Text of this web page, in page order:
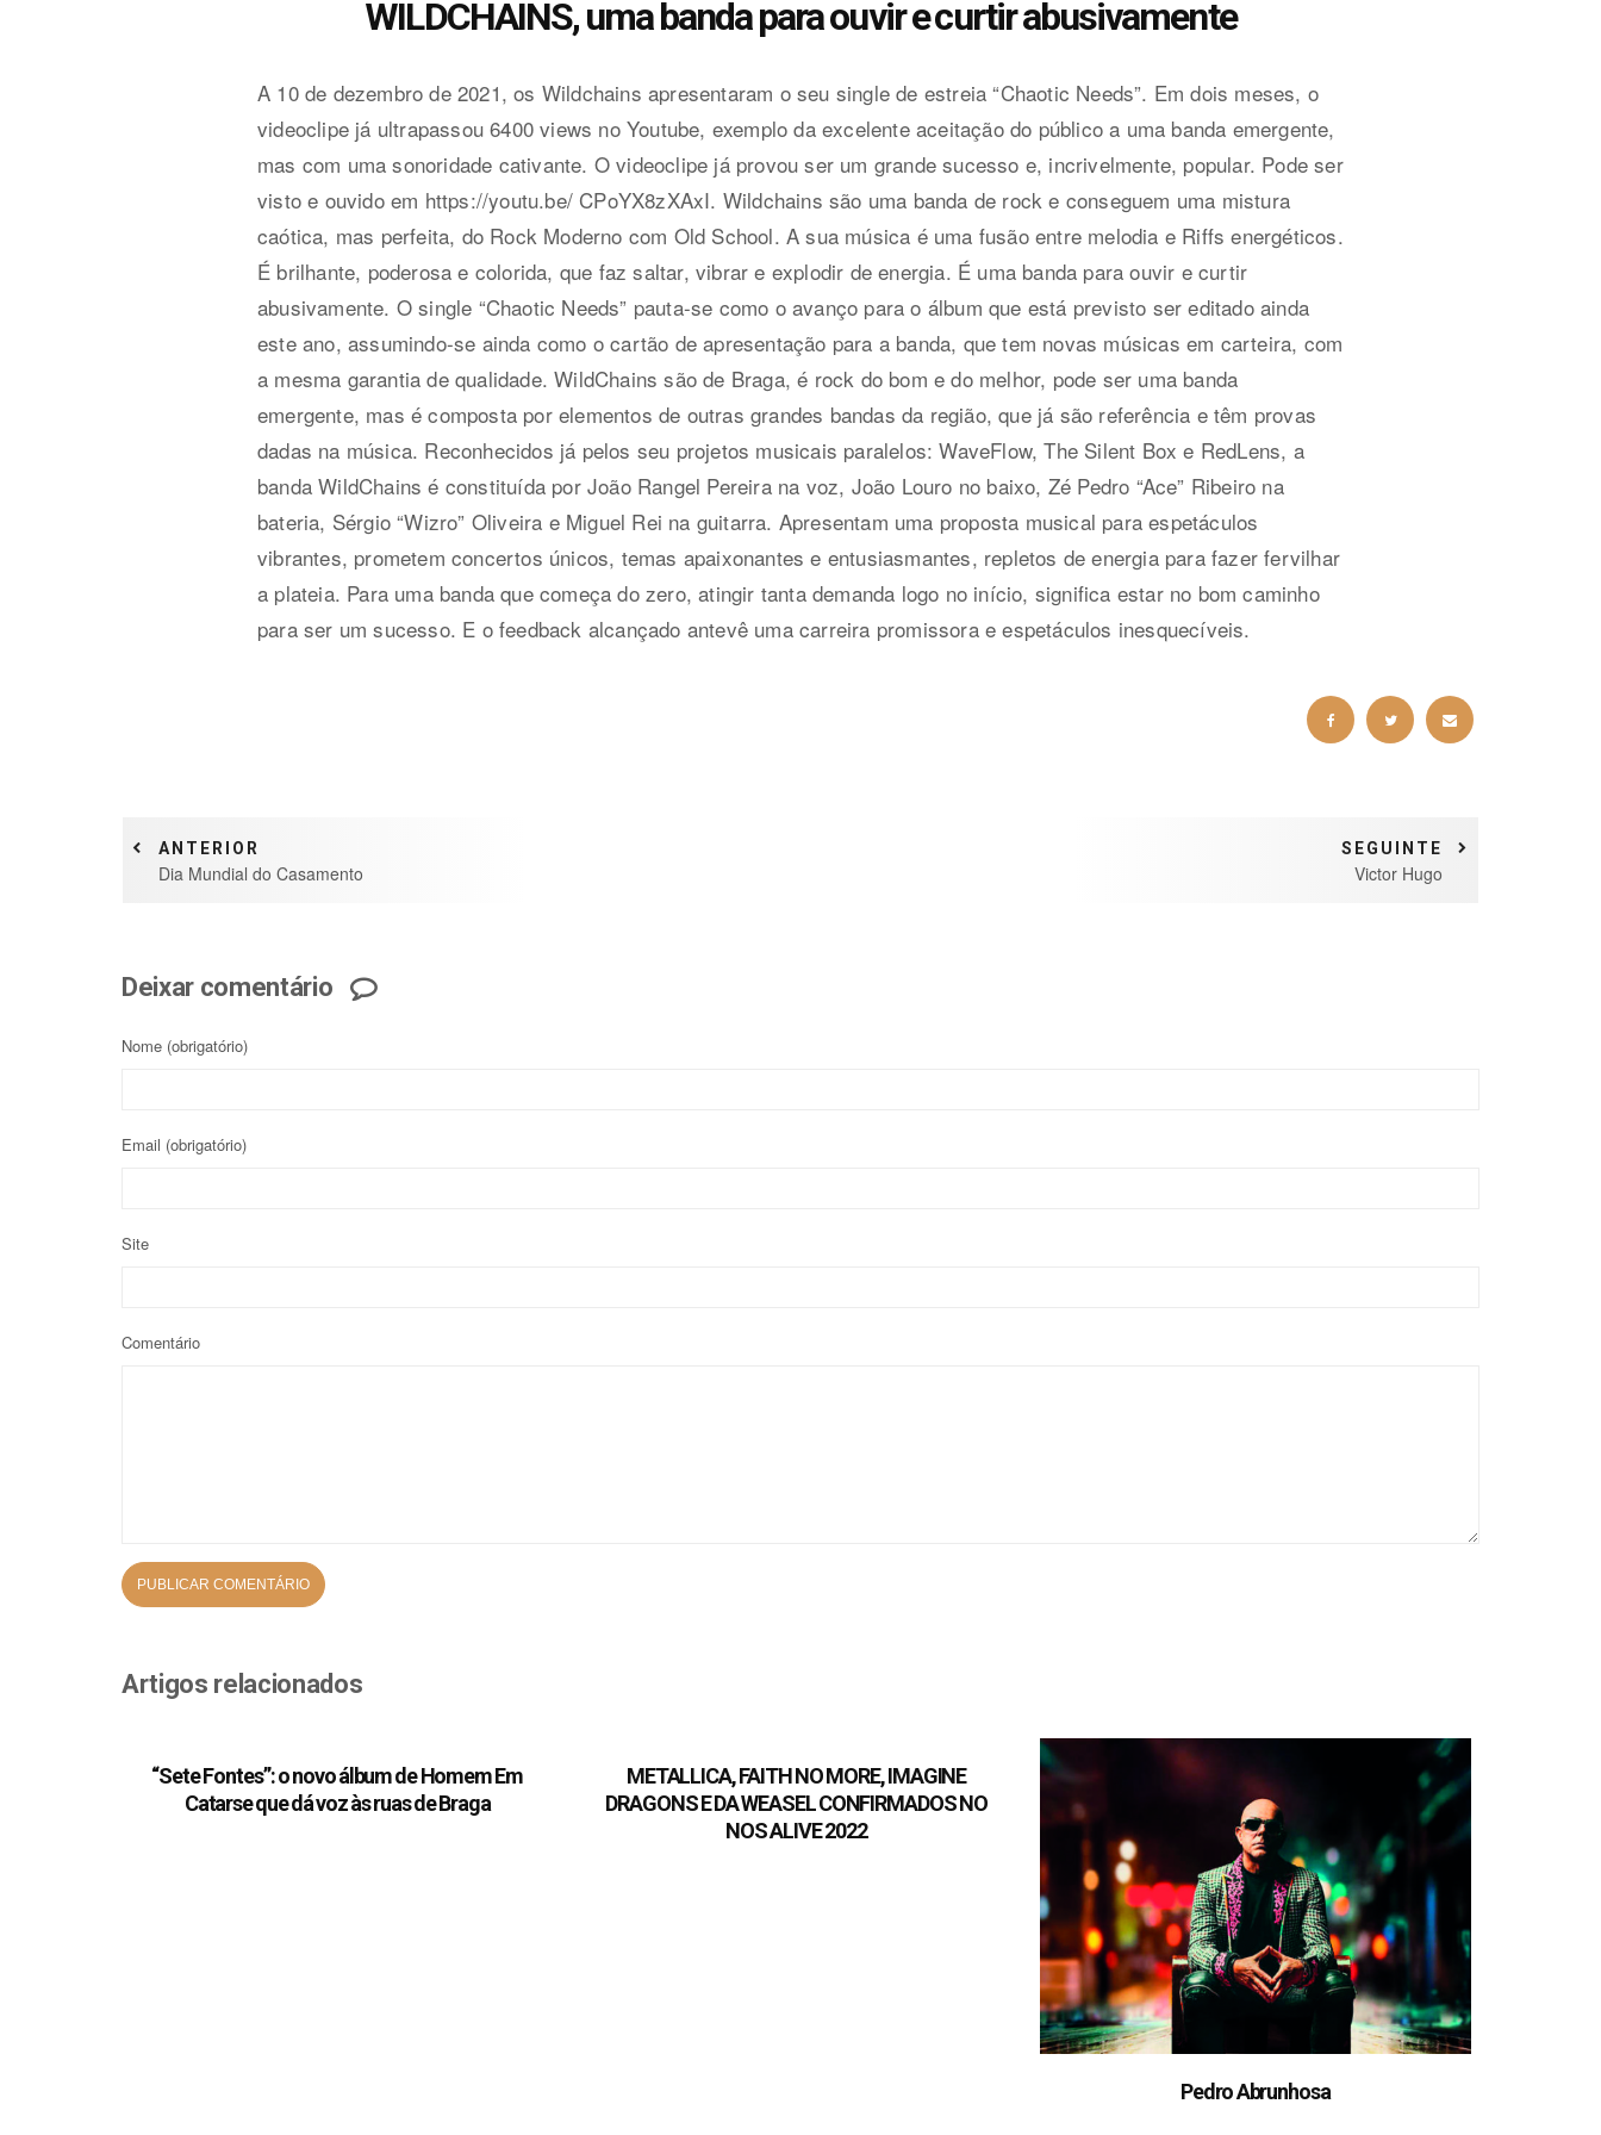
WILDCHAINS, uma banda para ouvir e curtir abusivamente
A 10 de dezembro de 2021, os Wildchains apresentaram o seu single de estreia “Chaotic Needs”. Em dois meses, o
videoclipe já ultrapassou 6400 views no Youtube, exemplo da excelente aceitação do público a uma banda emergente,
mas com uma sonoridade cativante. O videoclipe já provou ser um grande sucesso e, incrivelmente, popular. Pode ser
visto e ouvido em https://youtu.be/ CPoYX8zXAxI. Wildchains são uma banda de rock e conseguem uma mistura
caótica, mas perfeita, do Rock Moderno com Old School. A sua música é uma fusão entre melodia e Riffs energéticos.
É brilhante, poderosa e colorida, que faz saltar, vibrar e explodir de energia. É uma banda para ouvir e curtir
abusivamente. O single “Chaotic Needs” pauta-se como o avanço para o álbum que está previsto ser editado ainda
este ano, assumindo-se ainda como o cartão de apresentação para a banda, que tem novas músicas em carteira, com
a mesma garantia de qualidade. WildChains são de Braga, é rock do bom e do melhor, pode ser uma banda
emergente, mas é composta por elementos de outras grandes bandas da região, que já são referência e têm provas
dadas na música. Reconhecidos já pelos seu projetos musicais paralelos: WaveFlow, The Silent Box e RedLens, a
banda WildChains é constituída por João Rangel Pereira na voz, João Louro no baixo, Zé Pedro “Ace” Ribeiro na
bateria, Sérgio “Wizro” Oliveira e Miguel Rei na guitarra. Apresentam uma proposta musical para espetáculos
vibrantes, prometem concertos únicos, temas apaixonantes e entusiasmantes, repletos de energia para fazer fervilhar
a plateia. Para uma banda que começa do zero, atingir tanta demanda logo no início, significa estar no bom caminho
para ser um sucesso. E o feedback alcançado antevê uma carreira promissora e espetáculos inesquecíveis.
ANTERIOR
Dia Mundial do Casamento
SEGUINTE
Victor Hugo
Deixar comentário
Nome (obrigatório)
Email (obrigatório)
Site
Comentário
Artigos relacionados
“Sete Fontes”: o novo álbum de Homem Em
Catarse que dá voz às ruas de Braga
METALLICA, FAITH NO MORE, IMAGINE
DRAGONS E DA WEASEL CONFIRMADOS NO
NOS ALIVE 2022
Pedro Abrunhosa